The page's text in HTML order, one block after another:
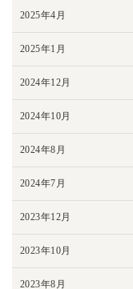
2025年4月
2025年1月
2024年12月
2024年10月
2024年8月
2024年7月
2023年12月
2023年10月
2023年8月